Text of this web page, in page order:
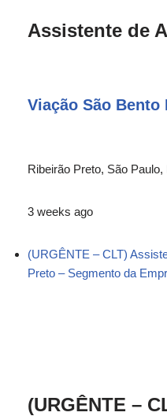
Assistente de
Viação São Bento
Ribeirão Preto, São Paulo,
3 weeks ago
(URGÊNTE – CLT)
Preto – Segmento da
(URGÊNTE –